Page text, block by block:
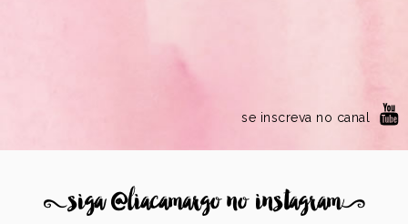
se inscreva no canal
8siga @liacamargo no instagram9